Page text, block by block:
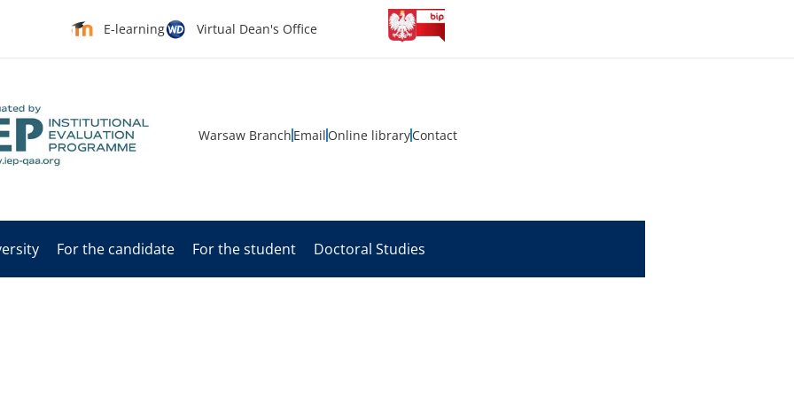
E-learning Virtual Dean's Office
Warsaw Branch Email Online libraryContact
For the candidate For the student Doctoral Studies